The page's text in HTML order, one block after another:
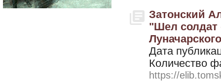
Затонский
"Шел солдат
Дата
Количество
https://